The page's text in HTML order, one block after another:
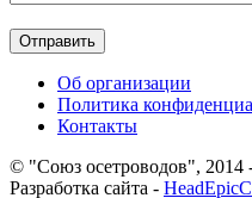
Об организации
Политика
Контакты
© "Союз осетроводов", 2014
Разработка сайта -